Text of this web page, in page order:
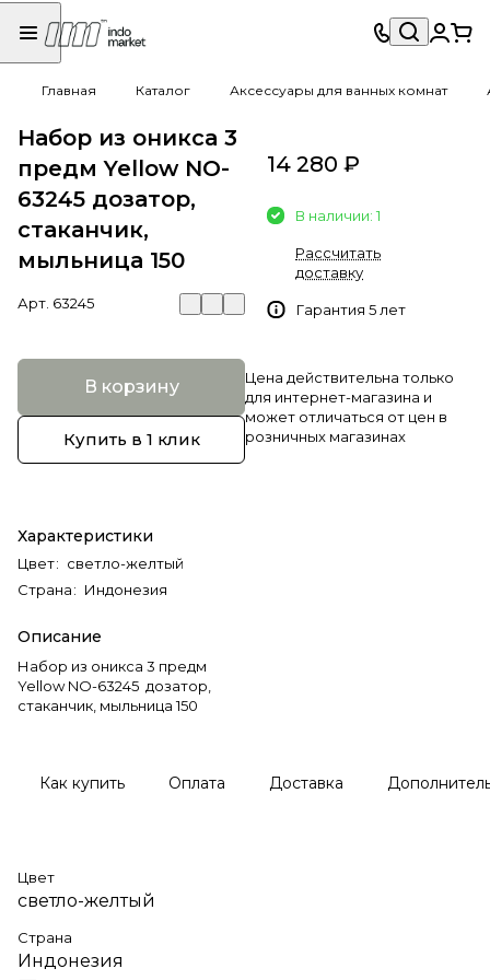
Главная Каталог Аксессуары для ванных комнат
Набор из оникса 3
предм Yellow NO-
63245 дозатор,
стаканчик,
мыльница 150
Арт. 63245
В корзину
Купить в 1 клик
Характеристики
Цвет: светло-желтый
Страна: Индонезия
Описание
Набор из оникса 3 предм
Yellow NO-63245 дозатор,
стаканчик, мыльница 150
14 280 ₽
В наличии: 1
Рассчитать
доставку
Гарантия 5 лет
Цена действительна только
для интернет-магазина и
может отличаться от цен в
розничных магазинах
Как купить Оплата Доставка
Цвет
светло-желтый
Страна
Индонезия